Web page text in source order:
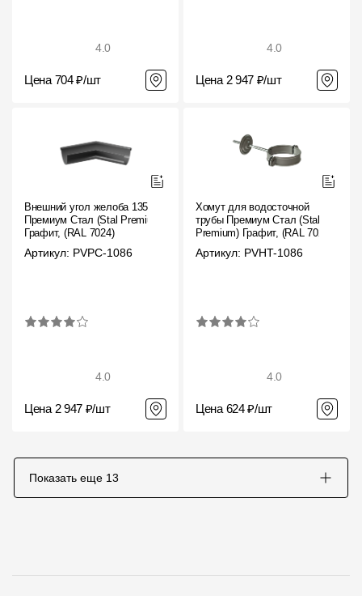
4.0
Цена 704 ₽/шт
4.0
Цена 2 947 ₽/шт
Внешний угол желоба 135˚
Премиум Стал (Stal Premium)
Графит, (RAL 7024)
Артикул: PVPC-1086
4.0
Цена 2 947 ₽/шт
Хомут для водосточной
трубы Премиум Стал (Stal
Premium) Графит, (RAL 7024)
Артикул: PVHT-1086
4.0
Цена 624 ₽/шт
Показать еще 13